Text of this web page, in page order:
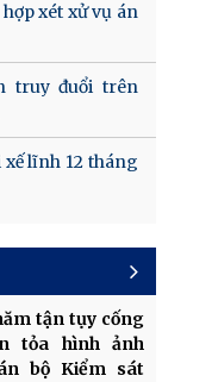
xét xử vụ án
truy đuổi trên
xế lĩnh 12 tháng
tận tụy cống
tỏa hình ảnh
bộ Kiểm sát